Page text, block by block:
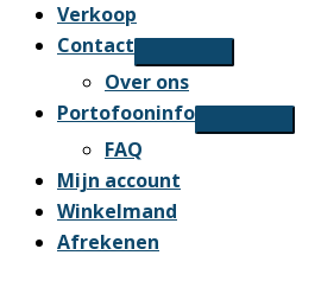
Verkoop
Contact
Over ons
Portofooninfo
FAQ
Mijn account
Winkelmand
Afrekenen